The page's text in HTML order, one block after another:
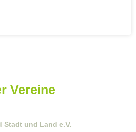
Vereine
Stadt und Land e.V.